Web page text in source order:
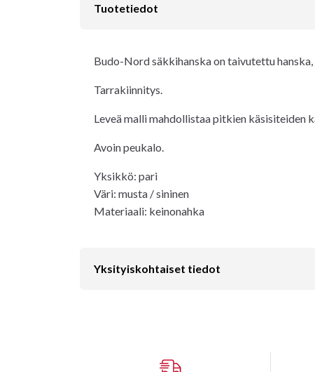
Tuotetiedot
Budo-Nord säkkihanska on taivutettu
Tarrakiinnitys.
Leveä malli mahdollistaa pitkien käsisiteiden
Avoin peukalo.
Yksikkö: pari
Väri: musta / sininen
Materiaali: keinonahka
Yksityiskohtaiset tiedot